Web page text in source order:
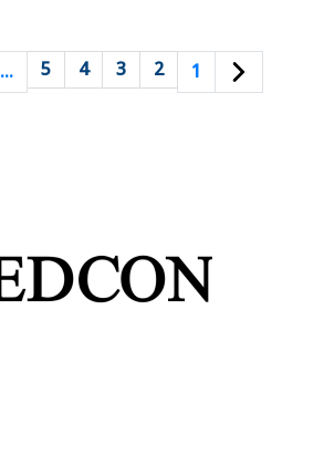
1
2
3
4
5
…